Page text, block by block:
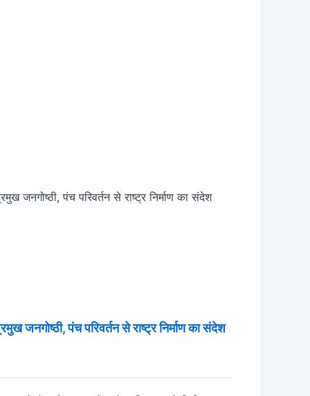
जनगोष्ठी, पंच परिवर्तन से राष्ट्र निर्माण का संदेश